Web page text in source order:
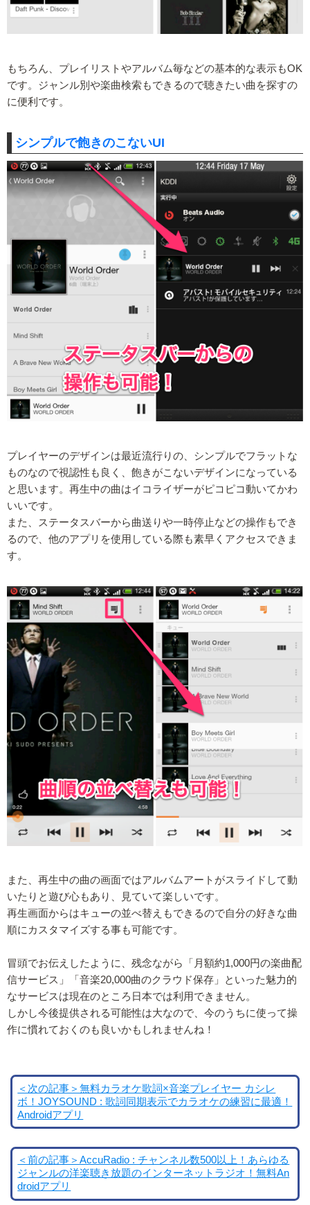
もちろん、プレイリストやアルバム毎などの基本的な表示もOK
です。ジャンル別や楽曲検索もできるので聴きたい曲を探すの
に便利です。
シンプルで飽きのこないUI
プレイヤーのデザインは最近流行りの、シンプルでフラットな
ものなので視認性も良く、飽きがこないデザインになっている
と思います。再生中の曲はイコライザーがピコピコ動いてかわ
いいです。
また、ステータスバーから曲送りや一時停止などの操作もでき
るので、他のアプリを使用している際も素早くアクセスできま
す。
また、再生中の曲の画面ではアルバムアートがスライドして動
いたりと遊び心もあり、見ていて楽しいです。
再生画面からはキューの並べ替えもできるので自分の好きな曲
順にカスタマイズする事も可能です。
冒頭でお伝えしたように、残念ながら「月額約1,000円の楽曲配
信サービス」「音楽20,000曲のクラウド保存」といった魅力的
なサービスは現在のところ日本では利用できません。
しかし今後提供される可能性は大なので、今のうちに使って操
作に慣れておくのも良いかもしれませんね！
＜次の記事＞無料カラオケ歌詞×音楽プレイヤー カシレ
ボ！JOYSOUND : 歌詞同期表示でカラオケの練習に最適！
Androidアプリ
＜前の記事＞AccuRadio : チャンネル数500以上！あらゆる
ジャンルの洋楽聴き放題のインターネットラジオ！無料An
droidアプリ